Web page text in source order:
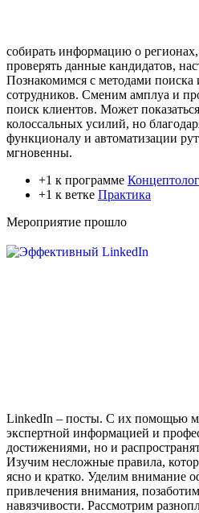
собирать информацию о
проверять данные кандидатов,
Познакомимся с методами поиска
сотрудников. Сменим амплуа и
поиск клиентов. Может
колоссальных усилий, но
функционалу и автоматизации
мгновенны.
+1 к программе Концептолог
+1 к ветке Практика
Мероприятие прошло
LinkedIn – посты. С их помощью
экспертной информацией и
достижениями, но и
Изучим несложные правила,
ясно и кратко. Уделим внимание
привлечения внимания,
навязчивости. Рассмотрим